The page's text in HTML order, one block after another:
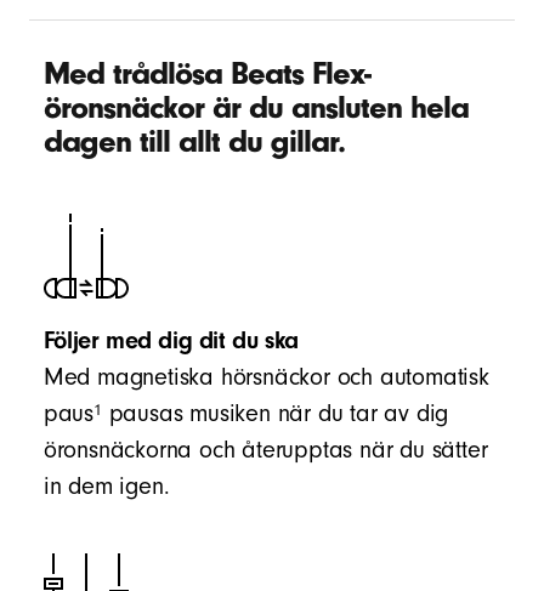
Med trådlösa Beats Flex-
öronsnäckor är du ansluten hela
dagen till allt du gillar.
Följer med dig dit du ska
Med magnetiska hörsnäckor och automatisk
paus1 pausas musiken när du tar av dig
öronsnäckorna och återupptas när du sätter
in dem igen.